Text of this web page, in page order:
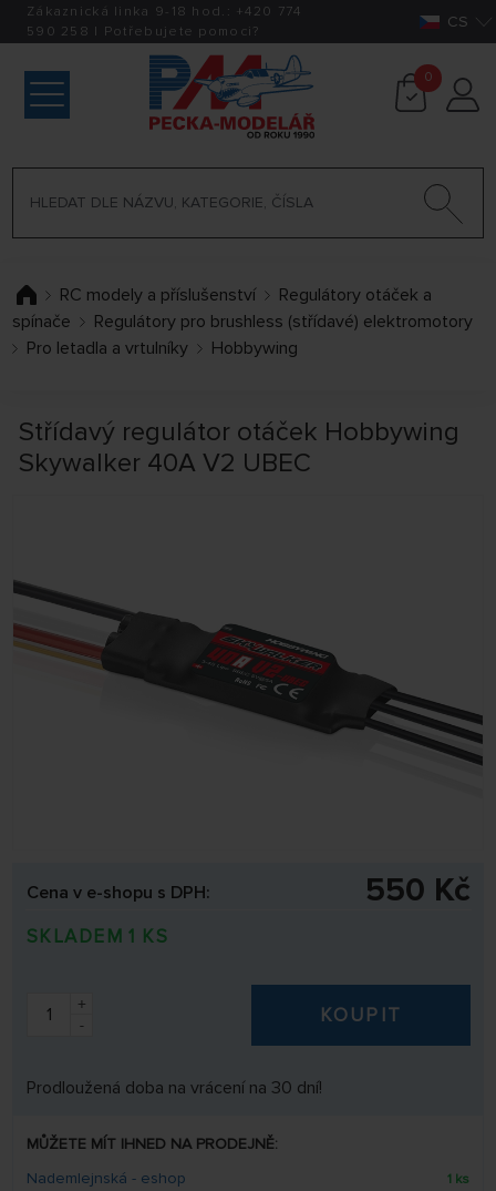
Zákaznická linka 9-18 hod.: +420 774
590 258 | Potřebujete pomoci? CS
0
RC modely a příslušenství
Regulátory otáček a
spínače
Regulátory pro brushless (střídavé) elektromotory
Pro letadla a vrtulníky
Hobbywing
Střídavý regulátor otáček Hobbywing
Skywalker 40A V2 UBEC
Cena v e-shopu s DPH: 550 Kč
SKLADEM 1 KS
+
-
KOUPIT
Prodloužená doba na vrácení na 30 dní!
MŮŽETE MÍT IHNED NA PRODEJNĚ:
Nademlejnská - eshop
1 ks